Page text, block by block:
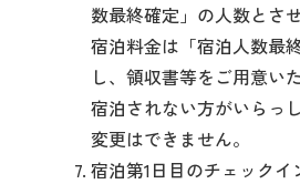
数最終確定」の人数とさ
宿泊料金は「宿泊人数最
し、領収書等をご用意い
宿泊されない方がいらっ
変更はできません。
宿泊第1日目のチェック